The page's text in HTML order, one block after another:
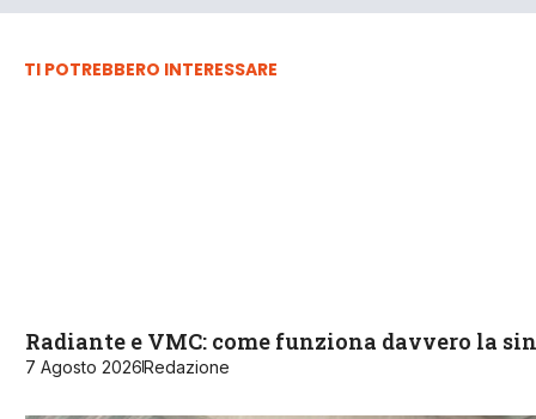
TI POTREBBERO INTERESSARE
Radiante e VMC: come funziona davvero la
7 Agosto 2026Redazione